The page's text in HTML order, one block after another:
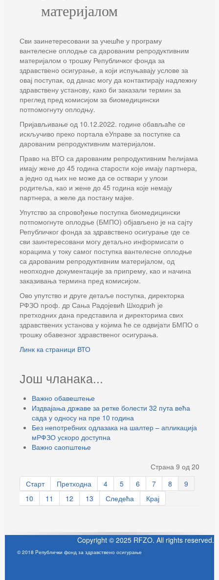
материјалом
Сви заинетересовани за учешће у програму
вантелесне оплодње са дарованим репродуктивним
материјалом о трошку Републичког фонда за
здравствено осигурање, а који испуњавају услове за
овај поступак, од данас могу да контактирају надлежну
здравствену установу, како би заказали термин за
преглед пред комисијом за биомедицински
потпомогнуту оплодњу.
Пријављивање од 10.12.2022. године обављаће се
искључиво преко портала еУправе за поступке са
дарованим репродуктивним материјалом.
Право на ВТО са дарованим репродуктивним ћелијама
имају жене до 45 година старости које имају партнера,
а једно од њих не може да се оствари у улози
родитеља, као и жене до 45 година које немају
партнера, а желе да постану мајке.
Упутство за спровођење поступка биомедицински
потпомогнуте оплодње (БМПО) објављено је на сајту
Републичког фонда за здравствено осигурање где се
сви заинтересовани могу детаљно информисати о
корацима у току самог поступка вантелесне оплодње
са дарованим репродуктивним материјалом, од
неопходне документације за припрему, као и начина
заказивања термина пред комисијом.
Ово упутство и друге детаље поступка, директорка
РФЗО проф. др Сања Радојевић Шкодрић је
претходних дана представила и директорима свих
здравствених установа у којима ће се одвијати БМПО о
трошку обавезног здравственог осигурања.
Линк ка страници ВТО
Још чланака...
Важно обавештење
Издвајања државе за ретке болести 32 пута већа
сада у односу на пре 10 година
Без непотребних одлазака на шалтер – апликација
мРФЗО ускоро доступна
Важно саопштење
Страна 9 од 20
Старт
Претходна 4 5 6 7 8
9
10
11 12 13 Следећа Крај
Copyright © 2025 RFZO. All rights reserved.
© 2018 Pепублички фонд за здравствено осигурање